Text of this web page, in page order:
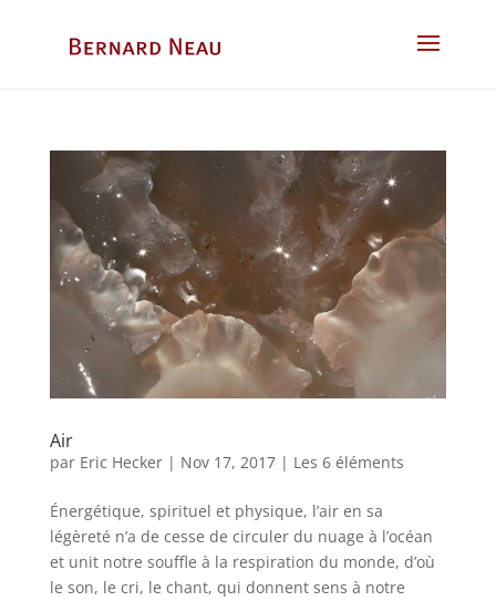
Air
par Eric Hecker| Nov 17, 2017| Les 6 éléments
Énergétique, spirituel et physique, l’air en sa
légèreté n’a de cesse de circuler du nuage à l’océan
et unit notre souffle à la respiration du monde, d’où
le son, le cri, le chant, qui donnent sens à notre